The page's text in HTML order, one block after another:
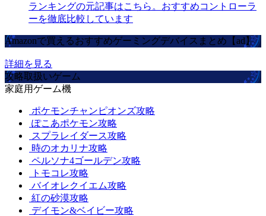
ランキングの元記事はこちら。おすすめコントローラ
ーを徹底比較しています
Amazonで買えるおすすめゲーミングデバイスまとめ【ad】
詳細を見る
攻略取扱いゲーム
家庭用ゲーム機
ポケモンチャンピオンズ攻略
ぽこあポケモン攻略
スプラレイダース攻略
時のオカリナ攻略
ペルソナ4ゴールデン攻略
トモコレ攻略
バイオレクイエム攻略
紅の砂漠攻略
デイモン&ベイビー攻略